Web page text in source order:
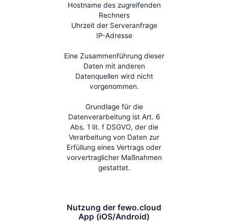
Hostname des zugreifenden
Rechners
Uhrzeit der Serveranfrage
IP-Adresse
Eine Zusammenführung dieser
Daten mit anderen
Datenquellen wird nicht
vorgenommen.
Grundlage für die
Datenverarbeitung ist Art. 6
Abs. 1 lit. f DSGVO, der die
Verarbeitung von Daten zur
Erfüllung eines Vertrags oder
vorvertraglicher Maßnahmen
gestattet.
Nutzung der fewo.cloud
App (iOS/Android)